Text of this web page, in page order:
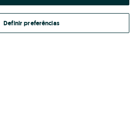
estás a aceitar osTermos e Condições
Definir preferências